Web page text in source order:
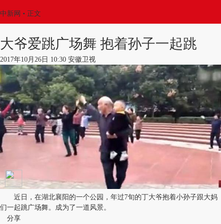
中新网 • 正文
大爷爱跳广场舞 抱着孙子一起跳
2017年10月26日 10:30 安徽卫视
近日，在湖北襄阳的一个公园，年过7旬的丁大爷抱着小孙子跟大妈
们一起跳广场舞。成为了一道风景。
分享